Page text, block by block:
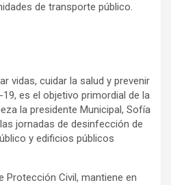
de transporte público.
vidas, cuidar la salud y prevenir
19, es el objetivo primordial de la
la presidente Municipal, Sofía
jornadas de desinfección de
y edificios públicos
Protección Civil, mantiene en